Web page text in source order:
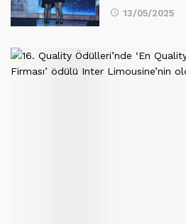
13/05/2025